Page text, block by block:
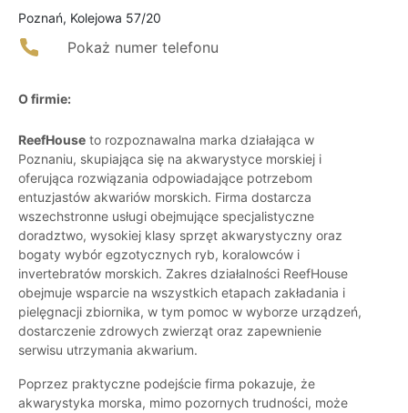
Poznań, Kolejowa 57/20
Pokaż numer telefonu
O firmie:
ReefHouse to rozpoznawalna marka działająca w
Poznaniu, skupiająca się na akwarystyce morskiej i
oferująca rozwiązania odpowiadające potrzebom
entuzjastów akwariów morskich. Firma dostarcza
wszechstronne usługi obejmujące specjalistyczne
doradztwo, wysokiej klasy sprzęt akwarystyczny oraz
bogaty wybór egzotycznych ryb, koralowców i
invertebratów morskich. Zakres działalności ReefHouse
obejmuje wsparcie na wszystkich etapach zakładania i
pielęgnacji zbiornika, w tym pomoc w wyborze urządzeń,
dostarczenie zdrowych zwierząt oraz zapewnienie
serwisu utrzymania akwarium.
Poprzez praktyczne podejście firma pokazuje, że
akwarystyka morska, mimo pozornych trudności, może